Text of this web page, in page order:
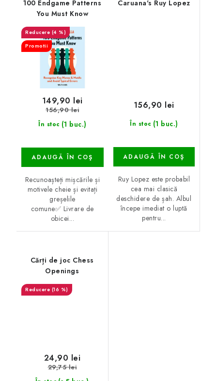
100 Endgame Patterns
You Must Know
(4 %)
Promotii
În stoc (1 buc.)
149,90 lei
156,90 lei
ADAUGĂ ÎN COŞ
Recunoașteți mișcările și
motivele cheie și evitați
greșelile
comune✅ Livrare de
obicei...
Caruana's Ruy Lopez
În stoc (1 buc.)
156,90 lei
ADAUGĂ ÎN COŞ
Ruy Lopez este probabil
cea mai clasică
deschidere de șah. Albul
începe imediat o luptă
pentru...
Cărți de joc Chess
Openings
(16 %)
24,90 lei
29,75 lei